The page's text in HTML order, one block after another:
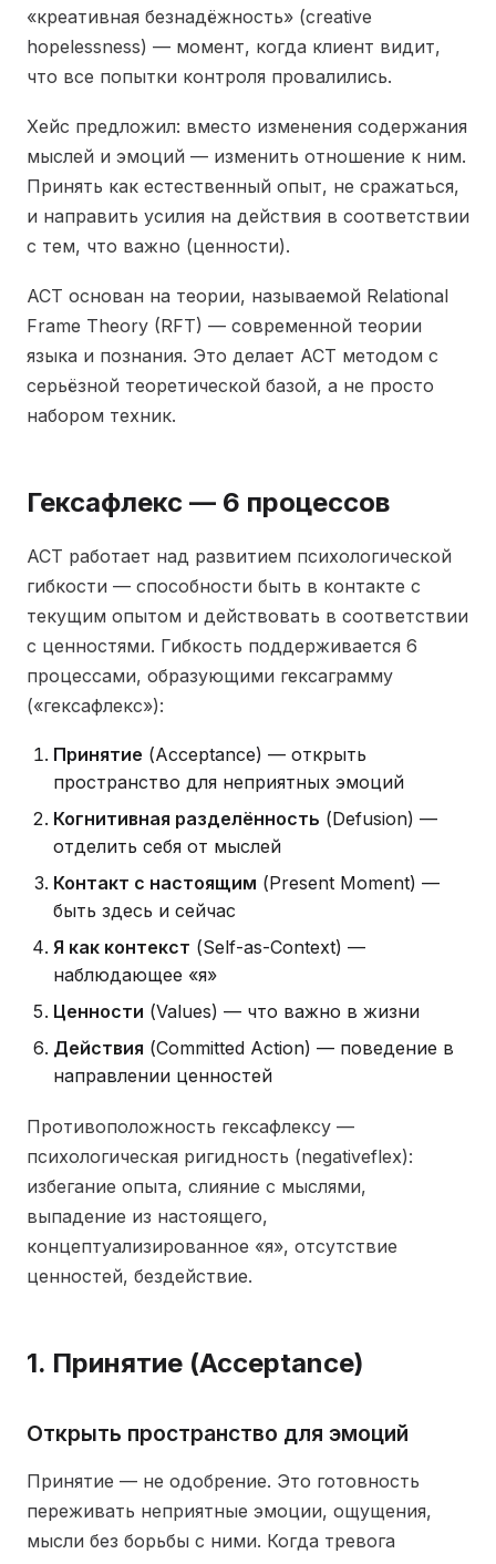
«креативная безнадёжность» (creative
hopelessness) — момент, когда клиент видит,
что все попытки контроля провалились.
Хейс предложил: вместо изменения содержания
мыслей и эмоций — изменить отношение к ним.
Принять как естественный опыт, не сражаться,
и направить усилия на действия в соответствии
с тем, что важно (ценности).
ACT основан на теории, называемой Relational
Frame Theory (RFT) — современной теории
языка и познания. Это делает ACT методом с
серьёзной теоретической базой, а не просто
набором техник.
Гексафлекс — 6 процессов
ACT работает над развитием психологической
гибкости — способности быть в контакте с
текущим опытом и действовать в соответствии
с ценностями. Гибкость поддерживается 6
процессами, образующими гексаграмму
(«гексафлекс»):
Принятие (Acceptance) — открыть
пространство для неприятных эмоций
Когнитивная разделённость (Defusion) —
отделить себя от мыслей
Контакт с настоящим (Present Moment) —
быть здесь и сейчас
Я как контекст (Self-as-Context) —
наблюдающее «я»
Ценности (Values) — что важно в жизни
Действия (Committed Action) — поведение в
направлении ценностей
Противоположность гексафлексу —
психологическая ригидность (negativeflex):
избегание опыта, слияние с мыслями,
выпадение из настоящего,
концептуализированное «я», отсутствие
ценностей, бездействие.
1. Принятие (Acceptance)
Открыть пространство для эмоций
Принятие — не одобрение. Это готовность
переживать неприятные эмоции, ощущения,
мысли без борьбы с ними. Когда тревога